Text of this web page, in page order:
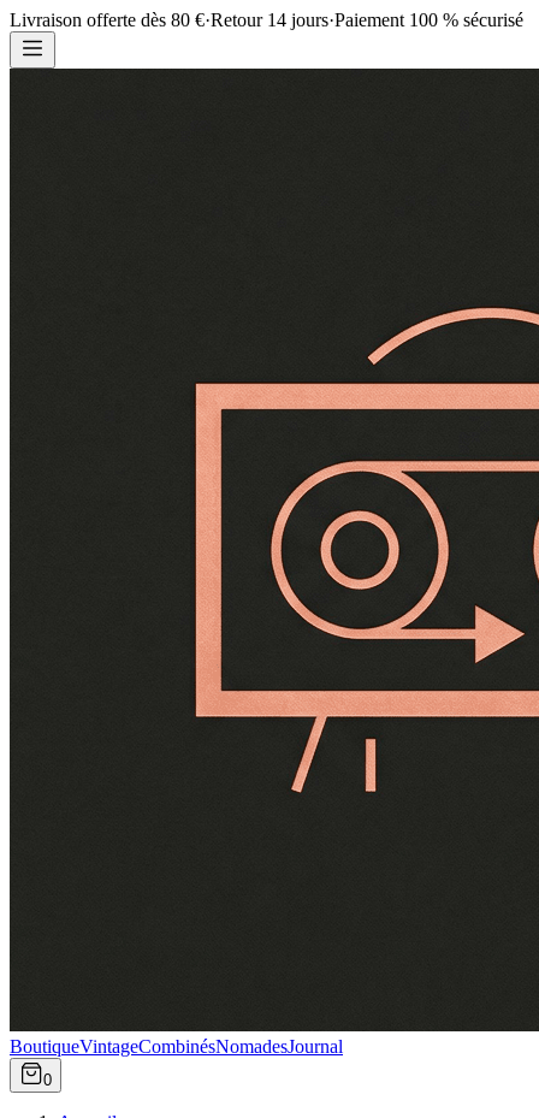
Livraison offerte dès 80 €·Retour 14 jours·Paiement 100 % sécurisé
BoutiqueVintageCombinésNomadesJournal
0